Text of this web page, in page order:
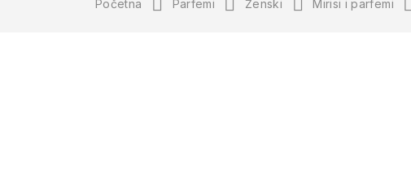
Početna Parfemi Ženski Mirisi i parfemi